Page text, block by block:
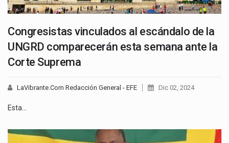
Congresistas vinculados al escándalo de la
UNGRD comparecerán esta semana ante la
Corte Suprema
LaVibrante.Com Redacción General - EFE Dic 02, 2024
Esta…